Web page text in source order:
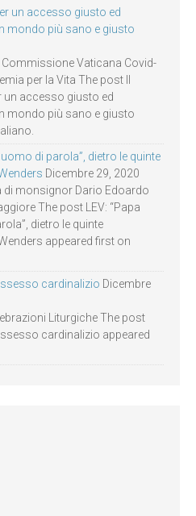
un accesso giusto ed
mondo più sano e giusto
Vaticana Covid-
per la Vita The post Il
un accesso giusto ed
mondo più sano e giusto
uomo di parola”, dietro le quinte
Dicembre 29, 2020
monsignor Dario Edoardo
The post LEV: “Papa
dietro le quinte
appeared first on
cardinalizio Dicembre
Liturgiche The post
cardinalizio appeared